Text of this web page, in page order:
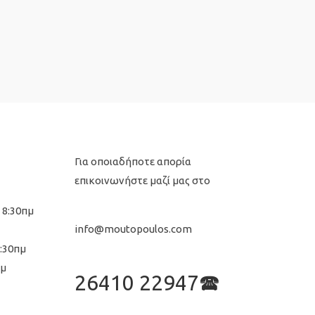
Για οποιαδήποτε απορία
επικοινωνήστε μαζί μας στο
info@moutopoulos.com
26410 22947🕿